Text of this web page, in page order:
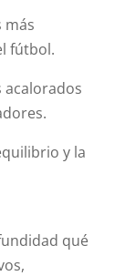
más
fútbol.
acalorados
y la
qué